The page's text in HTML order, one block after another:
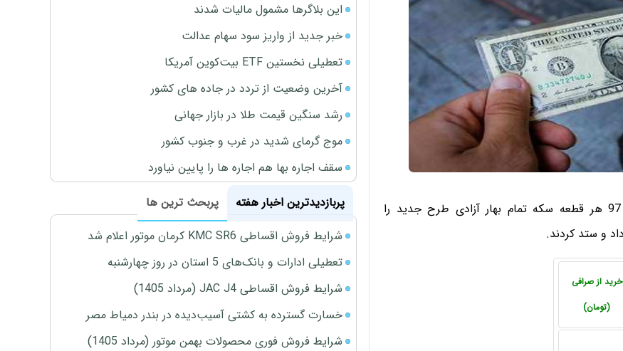
صرافان بازار ارز و طلای تهران امروز یکشنبه 4 شهریورماه 97 هر قطعه سکه تمام بهار آزادی طرح جدید را
خرید از صرافی
(تومان)
این بلاگرها مشمول مالیات شدند
خبر جدید از واریز سود سهام عدالت
تعطیلی نخستین ETF بیت‌کوین آمریکا
آخرین وضعیت از تردد در جاده های کشور
رشد سنگین قیمت طلا در بازار جهانی
موج گرمای شدید در غرب و جنوب کشور
سقف اجاره بها هم اجاره ها را پایین نیاورد
پربازدیدترین اخبار هفته
پربحث ترین ها
شرایط فروش اقساطی KMC SR6 کرمان موتور اعلام شد
تعطیلی ادارات و بانک‌های 5 استان در روز چهارشنبه
شرایط فروش اقساطی JAC J4 (مرداد 1405)
خسارت گسترده به کشتی آسیب‌دیده در بندر دمیاط مصر
شرایط فروش فوری محصولات بهمن موتور (مرداد 1405)